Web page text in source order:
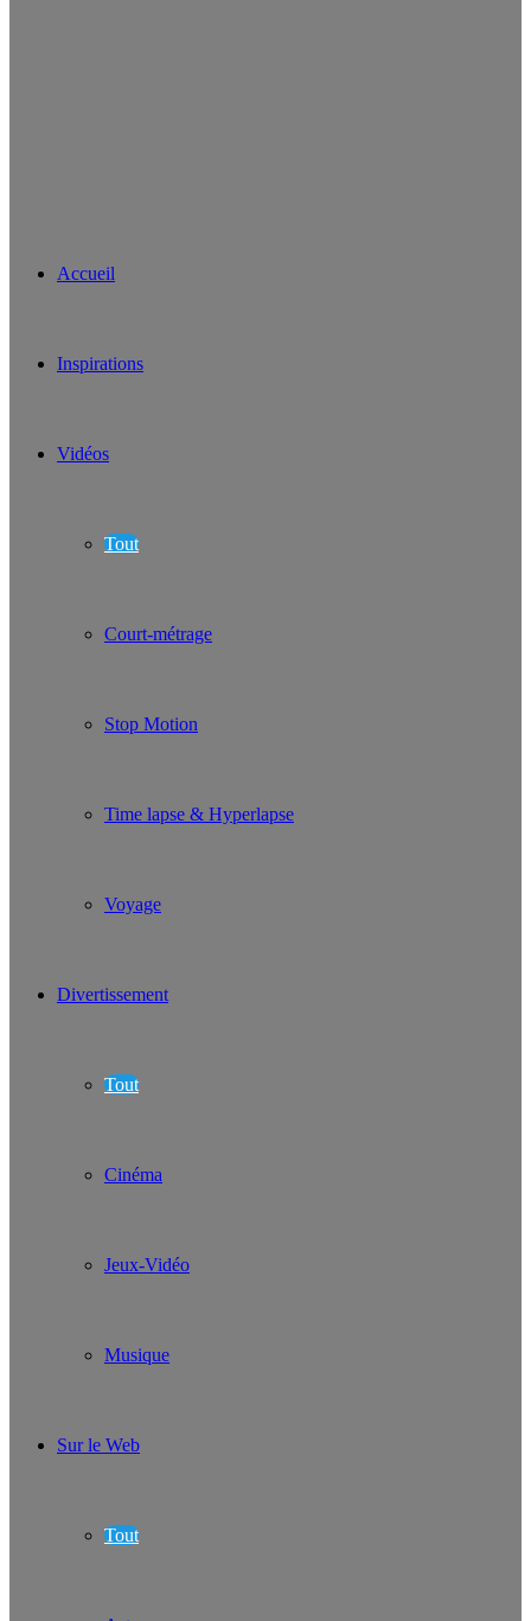
Accueil
Inspirations
Vidéos
Tout
Court-métrage
Stop Motion
Time lapse & Hyperlapse
Voyage
Divertissement
Tout
Cinéma
Jeux-Vidéo
Musique
Sur le Web
Tout